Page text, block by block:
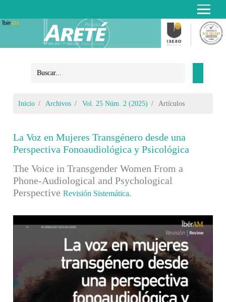
Inicio Archivos Vol. 25 Núm. 2 (2025) Artículos
La Voz en Mujeres Transgénero desde una
Perspectiva Fonoaudiológica y Psicológica
The Voice in Transgender Women From a
Phone-Audiological and Psychological
PerspectiveRevisión Sistemática.
Barra lateral del artículo